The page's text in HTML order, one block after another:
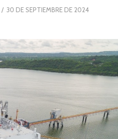
POSTED
30 DE SEPTIEMBRE DE 2024